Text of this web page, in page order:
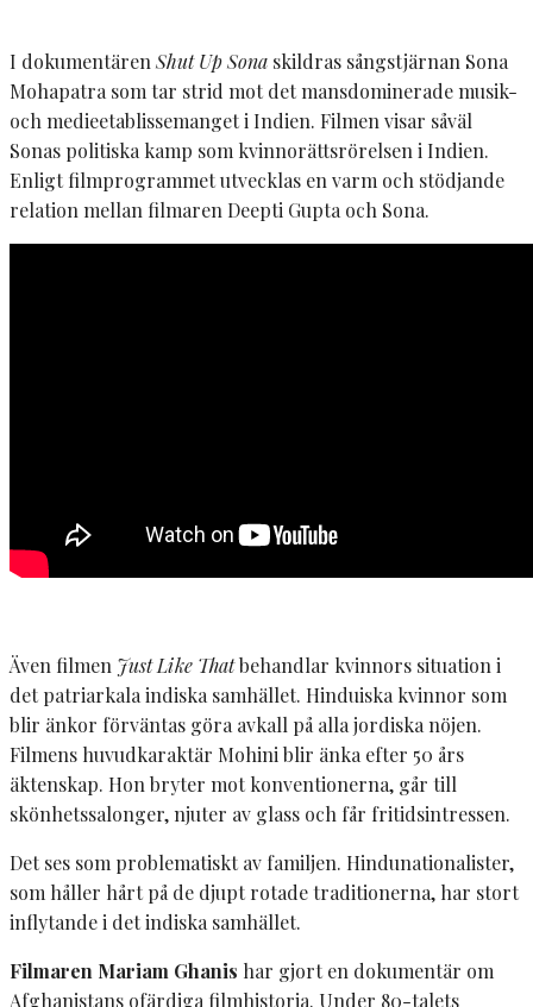
I dokumentären Shut Up Sona skildras sångstjärnan Sona
Mohapatra som tar strid mot det mansdominerade musik-
och medieetablissemanget i Indien. Filmen visar såväl
Sonas politiska kamp som kvinnorättsrörelsen i Indien.
Enligt filmprogrammet utvecklas en varm och stödjande
relation mellan filmaren Deepti Gupta och Sona.
Även filmen Just Like Thatbehandlar kvinnors situation i
det patriarkala indiska samhället. Hinduiska kvinnor som
blir änkor förväntas göra avkall på alla jordiska nöjen.
Filmens huvudkaraktär Mohini blir änka efter 50 års
äktenskap. Hon bryter mot konventionerna, går till
skönhetssalonger, njuter av glass och får fritidsintressen.
Det ses som problematiskt av familjen. Hindunationalister,
som håller hårt på de djupt rotade traditionerna, har stort
inflytande i det indiska samhället.
Filmaren Mariam Ghanis har gjort en dokumentär om
Afghanistans ofärdiga filmhistoria. Under 80-talets